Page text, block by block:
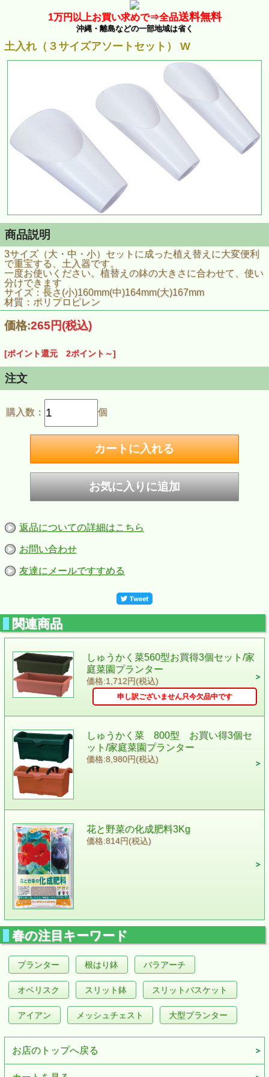
1万円以上お買い求めで⇒全品送料無料
沖縄・離島などの一部地域は省く
土入れ（３サイズアソートセット） W
商品説明
3サイズ（大・中・小）セットに成った植え替えに大変便利
で重宝する、土入器です。
一度お使いください。植替えの鉢の大きさに合わせて、使い
分けできます
サイズ：長さ(小)160mm(中)164mm(大)167mm
材質：ポリプロピレン
価格:265円(税込)
[ポイント還元 2ポイント～]
注文
購入数： 個
返品についての詳細はこちら
お問い合わせ
友達にメールですすめる
関連商品
しゅうかく菜560型お買得3個セット/家
庭菜園プランター
価格:1,712円(税込)
申し訳ございません只今欠品中です
しゅうかく菜 800型 お買い得3個セ
ット/家庭菜園プランター
価格:8,980円(税込)
花と野菜の化成肥料3Kg
価格:814円(税込)
春の注目キーワード
プランター 根はり鉢 バラアーチ
オベリスク スリット鉢 スリットバスケット
アイアン メッシュチェスト 大型プランター
お店のトップへ戻る